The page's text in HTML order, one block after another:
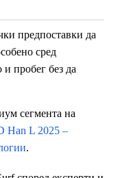
предпоставки да
сред
пробег без да
сегмента на
Han L 2025 –
.